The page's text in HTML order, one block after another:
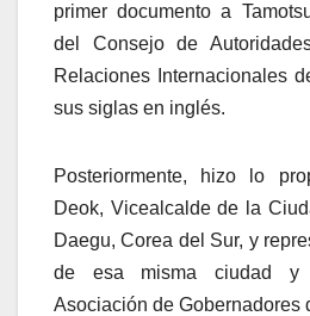
primer documento a
del Consejo de
Relaciones Internacionales
sus siglas en inglés.
Posteriormente, hizo lo
Deok, Vicealcalde de la
Daegu, Corea del Sur, y
de esa misma ciudad y
Asociación de Gobernadores